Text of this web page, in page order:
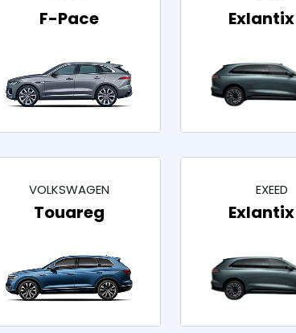
F-Pace Exlantix
VOLKSWAGEN
Touareg
EXEED
Exlantix